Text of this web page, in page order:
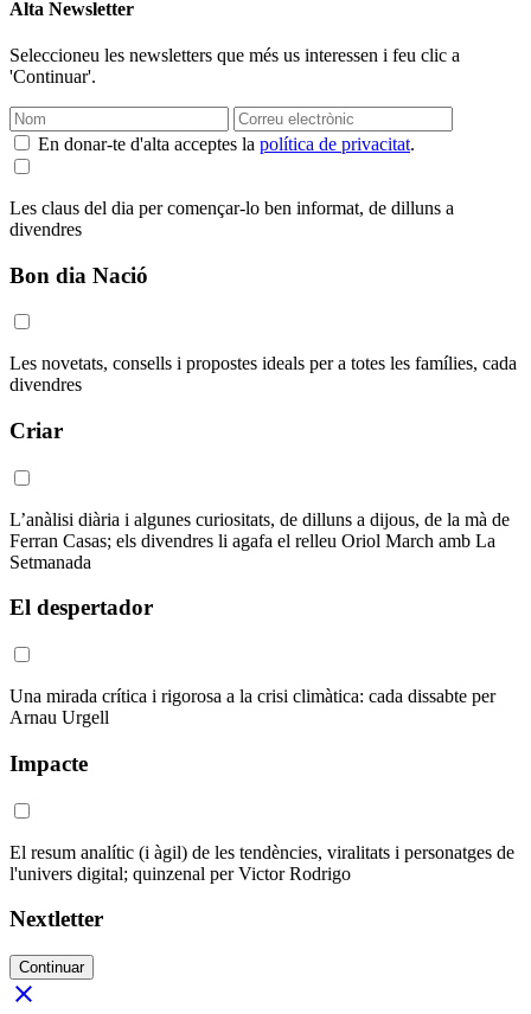
Alta Newsletter
Seleccioneu les newsletters que més us interessen i feu clic a
'Continuar'.
En donar-te d'alta acceptes la política de privacitat.
Les claus del dia per començar-lo ben informat, de dilluns a
divendres
Bon dia Nació
Les novetats, consells i propostes ideals per a totes les famílies, cada
divendres
Criar
L’anàlisi diària i algunes curiositats, de dilluns a dijous, de la mà de
Ferran Casas; els divendres li agafa el relleu Oriol March amb La
Setmanada
El despertador
Una mirada crítica i rigorosa a la crisi climàtica: cada dissabte per
Arnau Urgell
Impacte
El resum analític (i àgil) de les tendències, viralitats i personatges de
l'univers digital; quinzenal per Victor Rodrigo
Nextletter
Continuar
close